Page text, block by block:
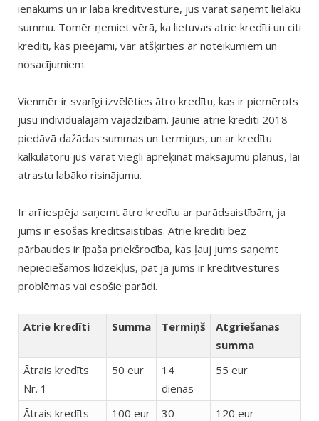
ienākums un ir laba kredītvēsture, jūs varat saņemt lielāku
summu. Tomēr ņemiet vērā, ka lietuvas atrie kredīti un citi
krediti, kas pieejami, var atšķirties ar noteikumiem un
nosacījumiem.
Vienmēr ir svarīgi izvēlēties ātro kredītu, kas ir piemērots
jūsu individuālajām vajadzībām. Jaunie atrie kredīti 2018
piedāvā dažādas summas un termiņus, un ar kredītu
kalkulatoru jūs varat viegli aprēķināt maksājumu plānus, lai
atrastu labāko risinājumu.
Ir arī iespēja saņemt ātro kredītu ar parādsaistībām, ja
jums ir esošās kredītsaistības. Atrie kredīti bez
pārbaudes ir īpaša priekšrocība, kas ļauj jums saņemt
nepieciešamos līdzekļus, pat ja jums ir kredītvēstures
problēmas vai esošie parādi.
Atrie kredīti Summa Termiņš
Atgriešanas
summa
Ātrais kredīts
Nr. 1
50 eur
14
dienas
55 eur
Ātrais kredīts
100 eur
30
120 eur